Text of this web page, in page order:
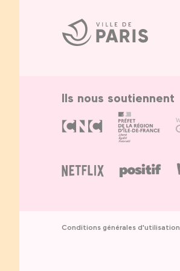
Ville
de
Paris
Ils nous soutiennent
Conditions générales d'utilisation